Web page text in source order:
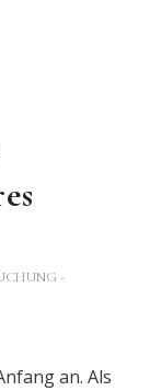
-
an. Als